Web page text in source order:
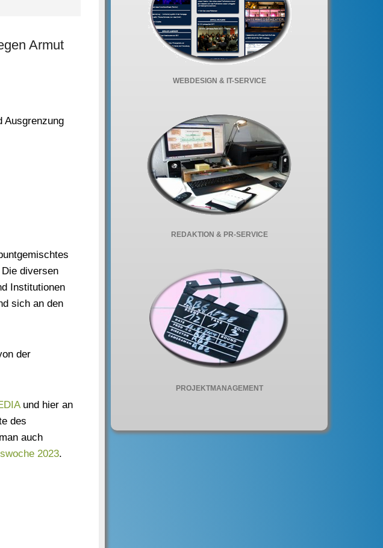
Armut
Ausgrenzung
diversen
Institutionen
sich an den
der
und hier an
des
auch
2023.
WEBDESIGN & IT-SERVICE
REDAKTION & PR-SERVICE
PROJEKTMANAGEMENT